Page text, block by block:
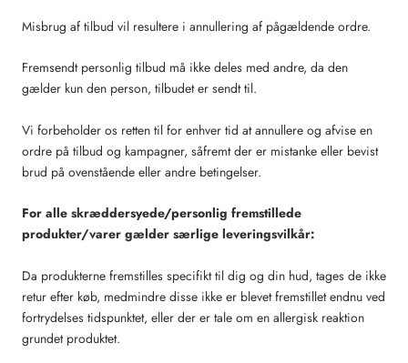
Misbrug af tilbud vil resultere i annullering af pågældende ordre.
Fremsendt personlig tilbud må ikke deles med andre, da den
gælder kun den person, tilbudet er sendt til.
Vi forbeholder os retten til for enhver tid at annullere og afvise en
ordre på tilbud og kampagner, såfremt der er mistanke eller bevist
brud på ovenstående eller andre betingelser.
For alle skræddersyede/personlig fremstillede
produkter/varer gælder særlige leveringsvilkår:
Da produkterne fremstilles specifikt til dig og din hud, tages de ikke
retur efter køb, medmindre disse ikke er blevet fremstillet endnu ved
fortrydelses tidspunktet, eller der er tale om en allergisk reaktion
grundet produktet.